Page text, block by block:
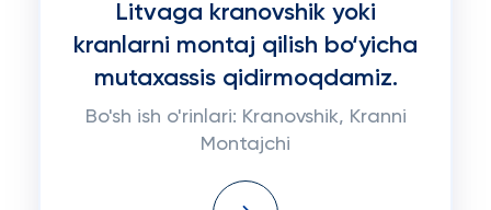
Litvaga kranovshik yoki
kranlarni montaj qilish bo‘yicha
mutaxassis qidirmoqdamiz.
Bo'sh ish o'rinlari: Kranovshik, Kranni
Montajchi